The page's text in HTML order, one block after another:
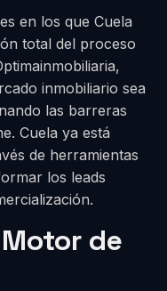
en los que Cuela
total del proceso
inmobiliario sea
las barreras
Cuela ya está
de herramientas
los leads
de